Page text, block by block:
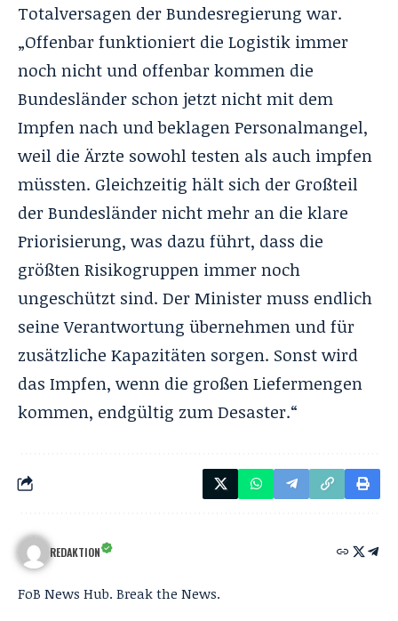
Totalversagen der Bundesregierung war.
„Offenbar funktioniert die Logistik immer
noch nicht und offenbar kommen die
Bundesländer schon jetzt nicht mit dem
Impfen nach und beklagen Personalmangel,
weil die Ärzte sowohl testen als auch impfen
müssten. Gleichzeitig hält sich der Großteil
der Bundesländer nicht mehr an die klare
Priorisierung, was dazu führt, dass die
größten Risikogruppen immer noch
ungeschützt sind. Der Minister muss endlich
seine Verantwortung übernehmen und für
zusätzliche Kapazitäten sorgen. Sonst wird
das Impfen, wenn die großen Liefermengen
kommen, endgültig zum Desaster.“
REDAKTION
FoB News Hub. Break the News.